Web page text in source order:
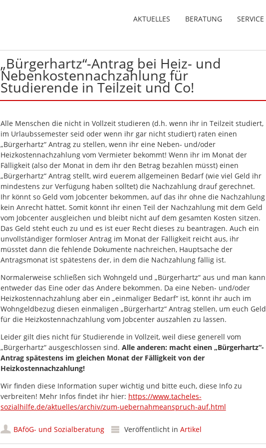
AKTUELLES BERATUNG SERVICE
„Bürgerhartz“-Antrag bei Heiz- und
Nebenkostennachzahlung für
Studierende in Teilzeit und Co!
Alle Menschen die nicht in Vollzeit studieren (d.h. wenn ihr in Teilzeit studiert,
im Urlaubssemester seid oder wenn ihr gar nicht studiert) raten einen
„Bürgerhartz“ Antrag zu stellen, wenn ihr eine Neben- und/oder
Heizkostennachzahlung vom Vermieter bekommt! Wenn ihr im Monat der
Fälligkeit (also der Monat in dem ihr den Betrag bezahlen müsst) einen
„Bürgerhartz“ Antrag stellt, wird euerem allgemeinen Bedarf (wie viel Geld ihr
mindestens zur Verfügung haben solltet) die Nachzahlung drauf gerechnet.
Ihr könnt so Geld vom Jobcenter bekommen, auf das ihr ohne die Nachzahlung
kein Anrecht hättet. Somit könnt ihr einen Teil der Nachzahlung mit dem Geld
vom Jobcenter ausgleichen und bleibt nicht auf dem gesamten Kosten sitzen.
Das Geld steht euch zu und es ist euer Recht dieses zu beantragen. Auch ein
unvollständiger formloser Antrag im Monat der Fälligkeit reicht aus, ihr
müsstet dann die fehlende Dokumente nachreichen, Hauptsache der
Antragsmonat ist spätestens der, in dem die Nachzahlung fällig ist.
Normalerweise schließen sich Wohngeld und „Bürgerhartz“ aus und man kann
entweder das Eine oder das Andere bekommen. Da eine Neben- und/oder
Heizkostennachzahlung aber ein „einmaliger Bedarf“ ist, könnt ihr auch im
Wohngeldbezug diesen einmaligen „Bürgerhartz“ Antrag stellen, um euch Geld
für die Heizkostennachzahlung vom Jobcenter auszahlen zu lassen.
Leider gilt dies nicht für Studierende in Vollzeit, weil diese generell vom
„Bürgerhartz“ ausgeschlossen sind. Alle anderen: macht einen „Bürgerhartz“-
Antrag spätestens im gleichen Monat der Fälligkeit von der
Heizkostennachzahlung!
Wir finden diese Information super wichtig und bitte euch, diese Info zu
verbreiten! Mehr Infos findet ihr hier: https://www.tacheles-
sozialhilfe.de/aktuelles/archiv/zum-uebernahmeanspruch-auf.html
BAföG- und Sozialberatung Veröffentlicht in Artikel